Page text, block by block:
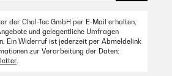
der Chal-Tec GmbH per E-Mail erhalten,
und gelegentliche Umfragen
Ein Widerruf ist jederzeit per Abmeldelink
zur Verarbeitung der Daten:
.